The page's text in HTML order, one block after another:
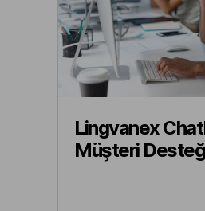
Lingvanex
Müşteri